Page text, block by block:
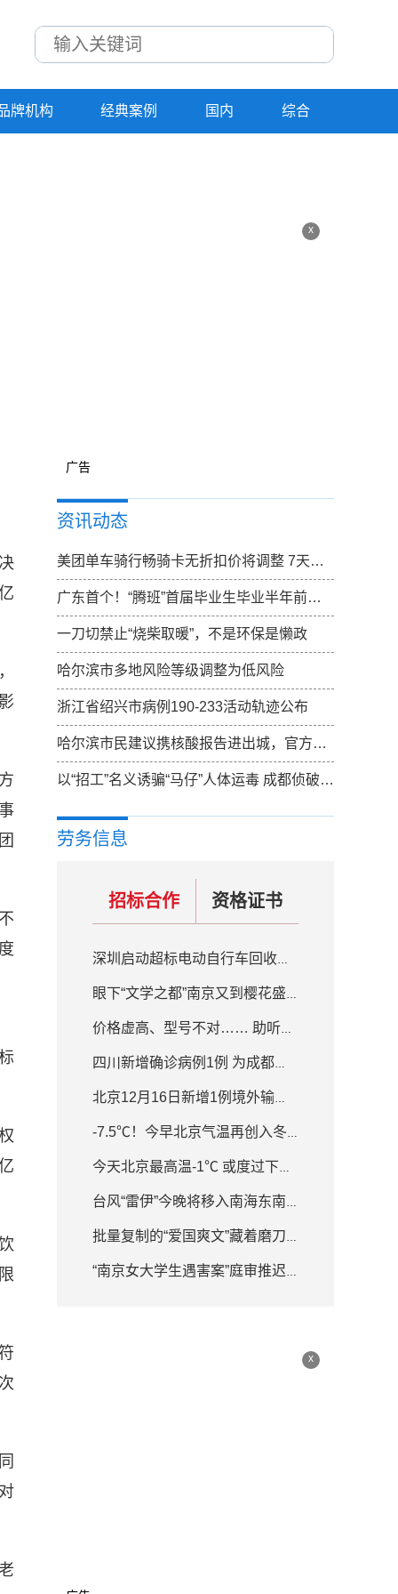
牌机构 经典案例 国内 综合
x
广告
资讯动态
美团单车骑行畅骑卡无折扣价将调整 7天卡无折扣价调整为15元
广东首个！“腾班”首届毕业生毕业半年前确定去向
一刀切禁止“烧柴取暖”，不是环保是懒政
哈尔滨市多地风险等级调整为低风险
浙江省绍兴市病例190-233活动轨迹公布
哈尔滨市民建议携核酸报告进出城，官方：已向上反映，一起期待结果
以“招工”名义诱骗“马仔”人体运毒 成都侦破特大跨国涉黑走私毒品案
劳务信息
招标合作 资格证书
深圳启动超标电动自行车回收置换补贴活动 补贴200元-800元不等
眼下“文学之都”南京又到樱花盛开的季节
价格虚高、型号不对…… 助听器质量良莠不齐
四川新增确诊病例1例 为成都入境人员隔离场所工作人员
北京12月16日新增1例境外输入确诊病例
-7.5℃！今早北京气温再创入冬新低 白天最高气温-1℃
今天北京最高温-1℃ 或度过下半年来最冷白天
台风“雷伊”今晚将移入南海东南部海面 强度逐渐增强
批量复制的“爱国爽文”藏着磨刀霍霍
“南京女大学生遇害案”庭审推迟 律师详解何为排除非法证据
x